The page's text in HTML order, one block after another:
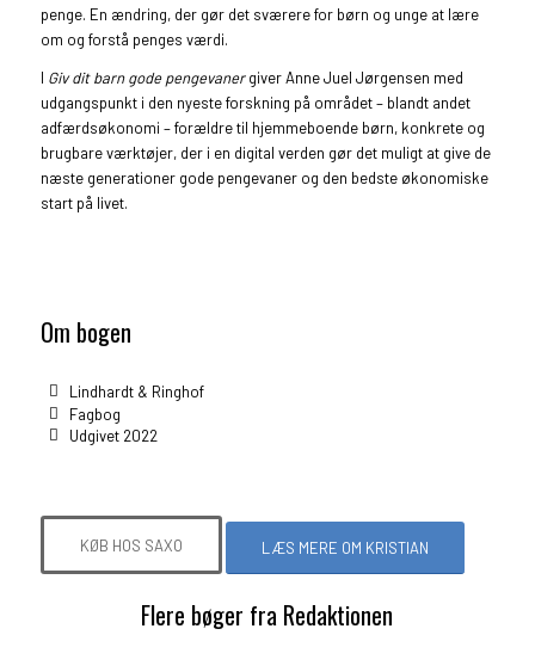
penge. En ændring, der gør det sværere for børn og unge at lære
om og forstå penges værdi.
I Giv dit barn gode pengevanergiver Anne Juel Jørgensen med
udgangspunkt i den nyeste forskning på området – blandt andet
adfærdsøkonomi – forældre til hjemmeboende børn, konkrete og
brugbare værktøjer, der i en digital verden gør det muligt at give de
næste generationer gode pengevaner og den bedste økonomiske
start på livet.
Om bogen
Lindhardt & Ringhof
Fagbog
Udgivet 2022
KØB HOS SAXO LÆS MERE OM KRISTIAN
Flere bøger fra Redaktionen